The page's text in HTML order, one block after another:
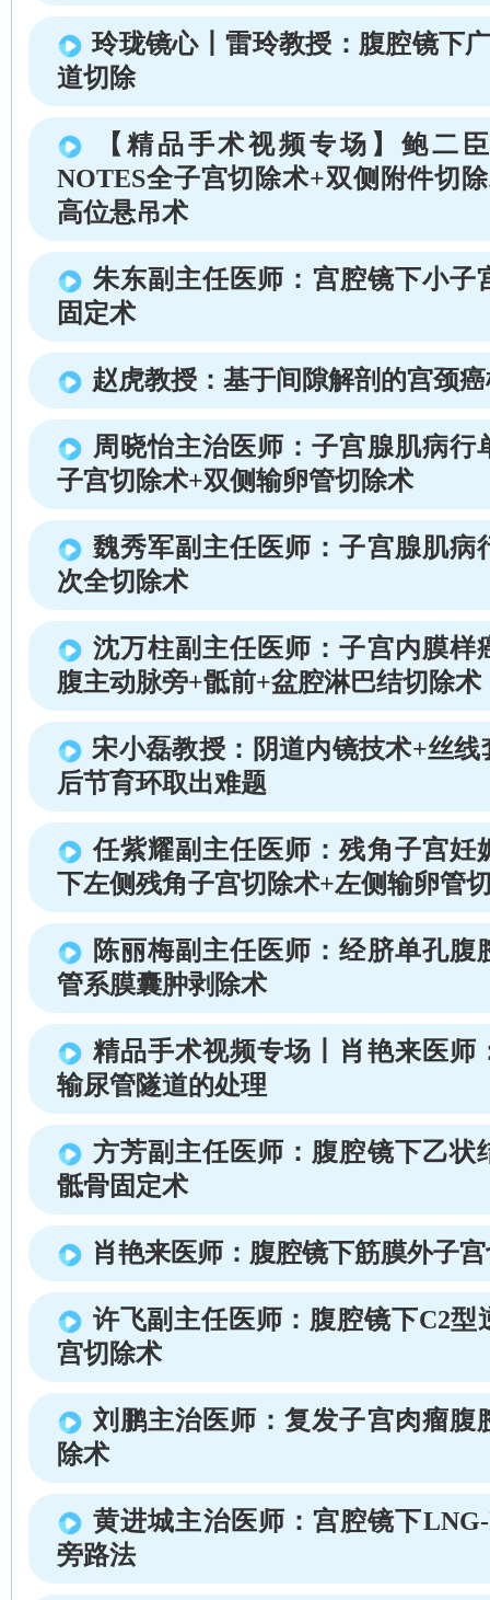
玲珑镜心丨雷玲教授：腹腔镜下
道切除
【精品手术视频专场】鲍二
NOTES全子宫切除术+双侧附件切
高位悬吊术
朱东副主任医师：宫腔镜下小子
固定术
赵虎教授：基于间隙解剖的宫颈
周晓怡主治医师：子宫腺肌病行
子宫切除术+双侧输卵管切除术
魏秀军副主任医师：子宫腺肌病
次全切除术
沈万柱副主任医师：子宫内膜样
腹主动脉旁+骶前+盆腔淋巴结切除术
宋小磊教授：阴道内镜技术+丝
后节育环取出难题
任紫耀副主任医师：残角子宫妊
下左侧残角子宫切除术+左侧输卵管
陈丽梅副主任医师：经脐单孔腹
管系膜囊肿剥除术
精品手术视频专场丨肖艳来医师
输尿管隧道的处理
方芳副主任医师：腹腔镜下乙状
骶骨固定术
肖艳来医师：腹腔镜下筋膜外子
许飞副主任医师：腹腔镜下C2型
宫切除术
刘鹏主治医师：复发子宫肉瘤腹
除术
黄进城主治医师：宫腔镜下
旁路法